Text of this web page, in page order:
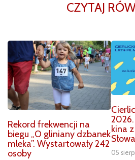
CZYTAJ
Rekord frekwencji na
biegu „O gliniany dzbanek
mleka”. Wystartowały 242
osoby
kina
05